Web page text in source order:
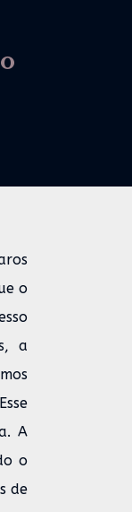
o
a
A
o
de